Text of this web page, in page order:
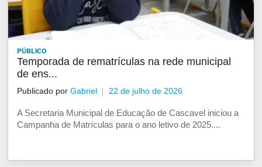
PÚBLICO
Temporada de rematrículas na rede municipal
de ens...
Publicado porGabriel 22 de julho de 2026
A Secretaria Municipal de Educação de Cascavel iniciou a
Campanha de Matrículas para o ano letivo de 2025....